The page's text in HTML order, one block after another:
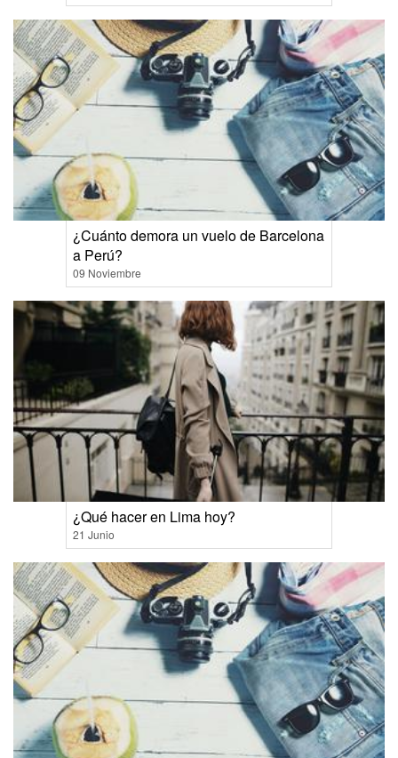
¿Cuánto demora un vuelo de Barcelona
a Perú?
09 Noviembre
¿Qué hacer en Lima hoy?
21 Junio